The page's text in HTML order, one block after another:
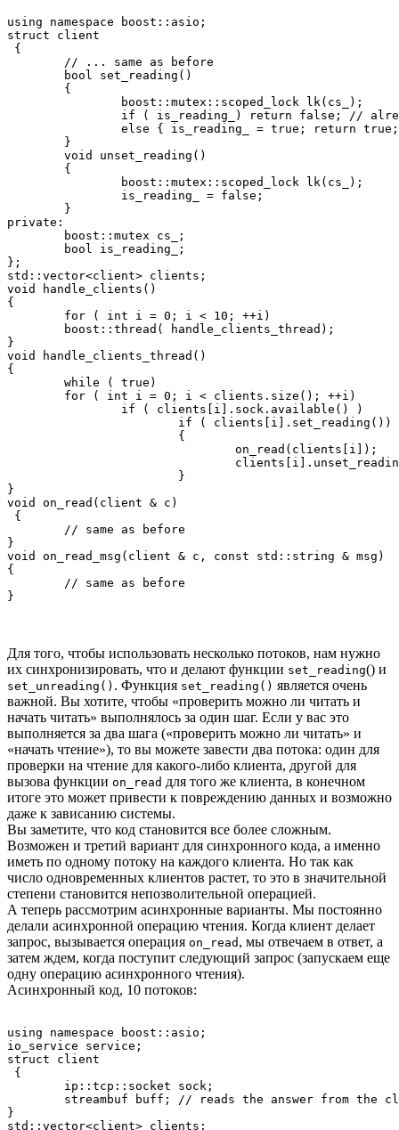
using namespace boost::asio;
struct client
{
private:
};
std::vector<client> clients;
void handle_clients()
{
}
void handle_clients_thread()
{
}
void on_read(client & c)
{
}
void on_read_msg(client & c, const std::string & msg)
{
Для того, чтобы использовать несколько потоков, нам нужно
их синхронизировать, что и делают функции set_reading() и
set_unreading() . Функция set_reading() является очень
важной. Вы хотите, чтобы «проверить можно ли читать и
начать читать» выполнялось за один шаг. Если у вас это
выполняется за два шага («проверить можно ли читать» и
«начать чтение»), то вы можете завести два потока: один для
проверки на чтение для какого-либо клиента, другой для
вызова функции on_read для того же клиента, в конечном
итоге это может привести к повреждению данных и возможно
даже к зависанию системы.
Вы заметите, что код становится все более сложным.
Возможен и третий вариант для синхронного кода, а именно
иметь по одному потоку на каждого клиента. Но так как
число одновременных клиентов растет, то это в значительной
степени становится непозволительной операцией.
А теперь рассмотрим асинхронные варианты. Мы постоянно
делали асинхронной операцию чтения. Когда клиент делает
запрос, вызывается операция on_read , мы отвечаем в ответ, а
затем ждем, когда поступит следующий запрос (запускаем еще
одну операцию асинхронного чтения).
Асинхронный код, 10 потоков:
using namespace boost::asio;
io_service service;
struct client
{
}
std::vector<client> clients;